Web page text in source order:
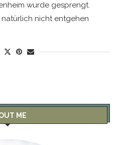
wurde gesprengt.
nicht entgehen
ME